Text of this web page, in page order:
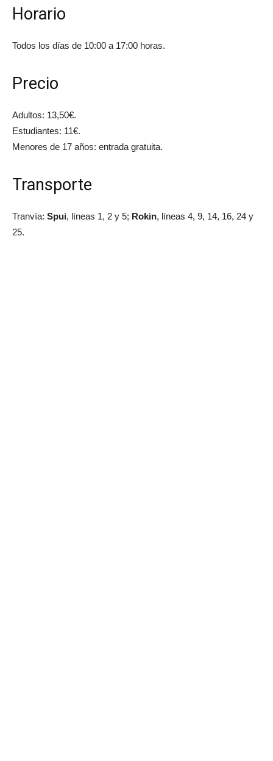
Horario
Todos los días de 10:00 a 17:00 horas.
Precio
Adultos: 13,50€.
Estudiantes: 11€.
Menores de 17 años: entrada gratuita.
Transporte
Tranvía: Spui, líneas 1, 2 y 5; Rokin, líneas 4, 9, 14, 16, 24 y
25.